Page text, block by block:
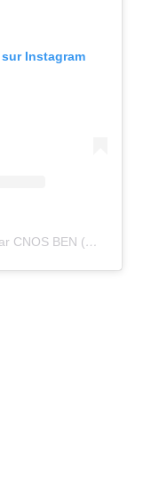
Instagram
Une publication partagée par CNOS BEN (@cnos_ben)